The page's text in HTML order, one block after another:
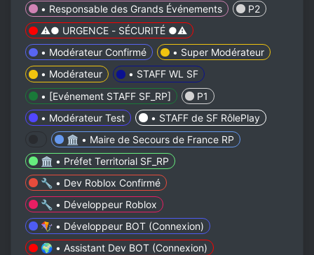
• Responsable des Grands Événements
P2
⚠️● URGENCE - SÉCURITÉ ●⚠️
• Modérateur Confirmé
• Super Modérateur
• Modérateur
• STAFF WL SF
• [Evénement STAFF SF_RP]
P1
• Modérateur Test
• STAFF de SF RôlePlay
🏛 • Maire de Secours de France RP
🏛 • Préfet Territorial SF_RP
🔧 • Dev Roblox Confirmé
🔧 • Développeur Roblox
🪁 • Développeur BOT (Connexion)
🌍 • Assistant Dev BOT (Connexion)